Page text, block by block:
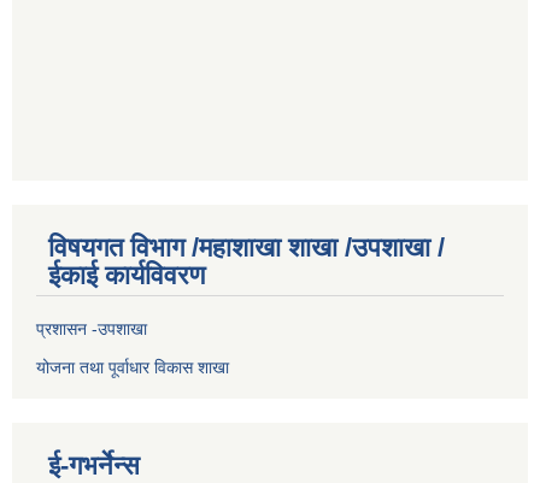
विषयगत विभाग /महाशाखा शाखा /उपशाखा /
ईकाई कार्यविवरण
प्रशासन -उपशाखा
योजना तथा पूर्वाधार विकास शाखा
ई-गभर्नेन्स